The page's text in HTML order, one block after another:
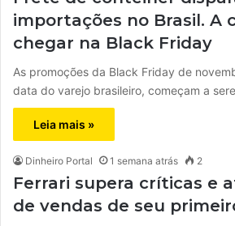
importações no Brasil. A
chegar na Black Friday
As promoções da Black Friday de
data do varejo brasileiro, começam a
Leia mais »
Dinheiro Portal 1 semana atrás 2
Ferrari supera críticas e
de vendas de seu